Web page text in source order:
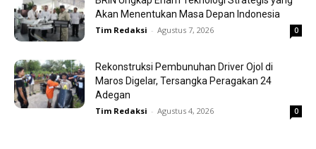
Akan Menentukan Masa Depan Indonesia
Tim Redaksi - Agustus 7, 2026 0
Rekonstruksi Pembunuhan Driver Ojol di
Maros Digelar, Tersangka Peragakan 24
Adegan
Tim Redaksi - Agustus 4, 2026 0